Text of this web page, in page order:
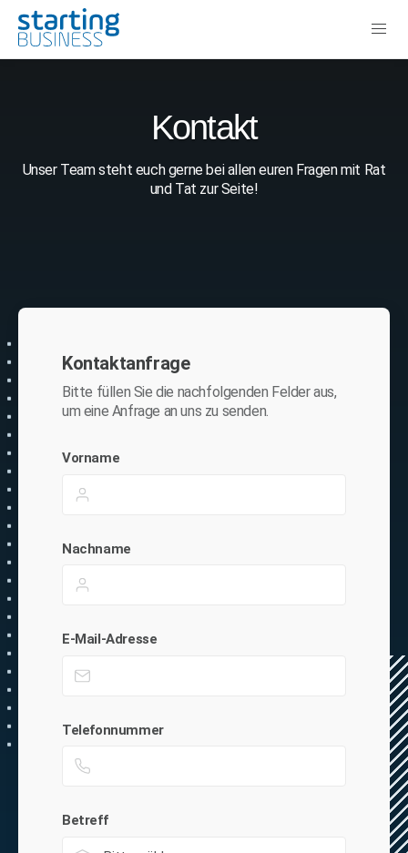
Kontakt
Unser Team steht euch gerne bei allen euren Fragen mit Rat
und Tat zur Seite!
Kontaktanfrage
Bitte füllen Sie die nachfolgenden Felder aus,
um eine Anfrage an uns zu senden.
Vorname
Nachname
E-Mail-Adresse
Telefonnummer
Betreff